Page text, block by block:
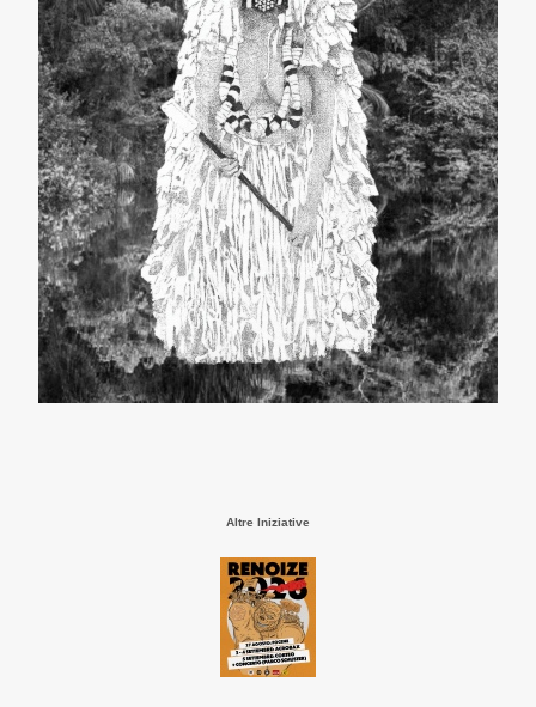
Altre Iniziative